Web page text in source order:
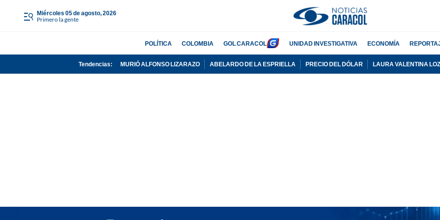
miércoles 05 de agosto, 2026
Primero la gente
POLÍTICA COLOMBIA GOL CARACOL UNIDAD INVESTIGATIVA ECONOMÍA
Tendencias: MURIÓ ALFONSO LIZARAZO ABELARDO DE LA ESPRIELLA PRECIO DEL DÓLAR LAURA VALENTINA